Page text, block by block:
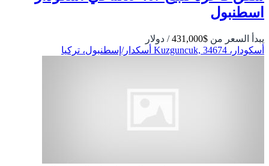
اسطنبول
يبدأ السعر من $431,000
/ دولار
أسكودار، Kuzguncuk, 34674 أسكدار/إسطنبول، تركيا